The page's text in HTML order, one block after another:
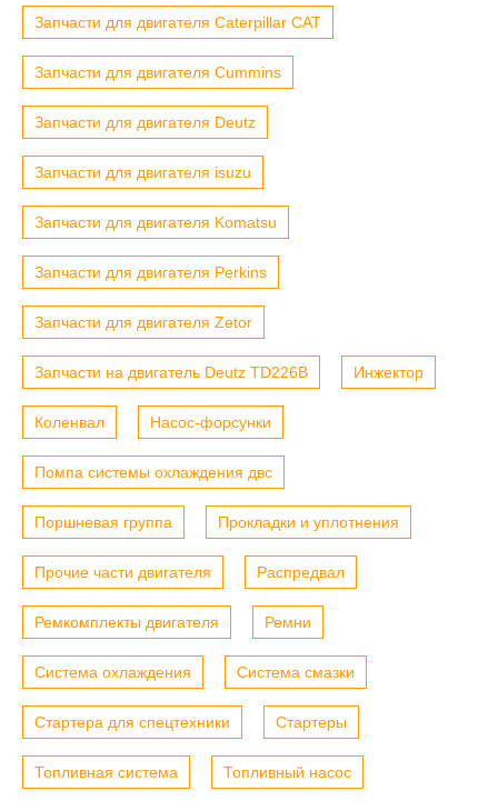
Запчасти для двигателя Caterpillar CAT
Запчасти для двигателя Cummins
Запчасти для двигателя Deutz
Запчасти для двигателя isuzu
Запчасти для двигателя Komatsu
Запчасти для двигателя Perkins
Запчасти для двигателя Zetor
Запчасти на двигатель Deutz TD226B Инжектор
Коленвал Насос-форсунки
Помпа системы охлаждения двс
Поршневая группа Прокладки и уплотнения
Прочие части двигателя Распредвал
Ремкомплекты двигателя Ремни
Система охлаждения Система смазки
Стартера для спецтехники Стартеры
Топливная система Топливный насос